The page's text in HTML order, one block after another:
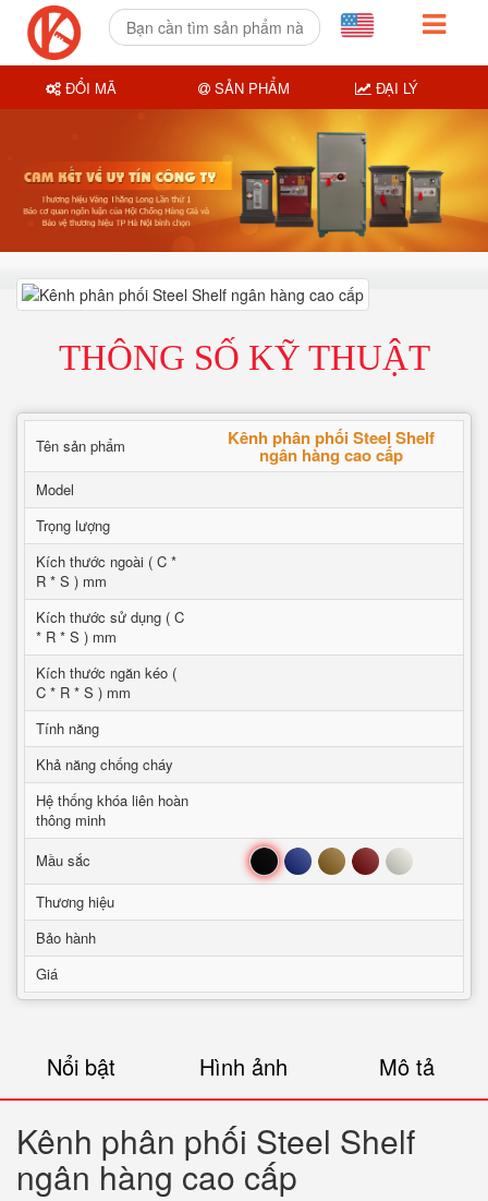
THÔNG SỐ KỸ THUẬT
Tên sản phẩm Kênh phân phối Steel Shelf
ngân hàng cao cấp
Model
Trọng lượng
Kích thước ngoài ( C *
R * S ) mm
Kích thước sử dụng ( C
* R * S ) mm
Kích thước ngăn kéo (
C * R * S ) mm
Tính năng
Khả năng chống cháy
Hệ thống khóa liên hoàn
thông minh
Mầu sắc
Đen Xanh Nâu Đỏ Trắng
Thương hiệu
Bảo hành
Giá
Nổi bật Hình ảnh Mô tả
Kênh phân phối Steel Shelf
ngân hàng cao cấp
ĐỔI MÃ SẢN PHẨM ĐẠI LÝ